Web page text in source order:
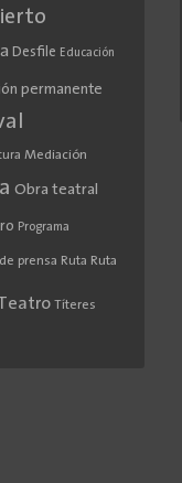
Desfile Educación
permanente
Mediación
Obra teatral
Programa
prensa Ruta Ruta
Teatro Títeres